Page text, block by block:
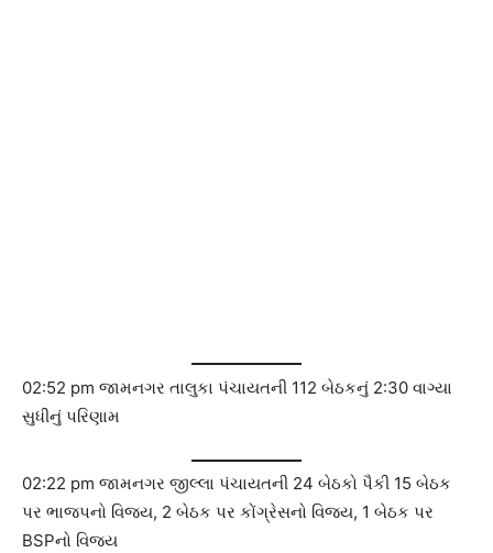
02:52 pm જામનગર તાલુકા પંચાયતની 112 બેઠકનું 2:30 વાગ્યા
સુધીનું પરિણામ
02:22 pm જામનગર જીલ્લા પંચાયતની 24 બેઠકો પૈકી 15 બેઠક
પર ભાજપનો વિજય, 2 બેઠક પર કોંગ્રેસનો વિજય, 1 બેઠક પર
BSPનો વિજય